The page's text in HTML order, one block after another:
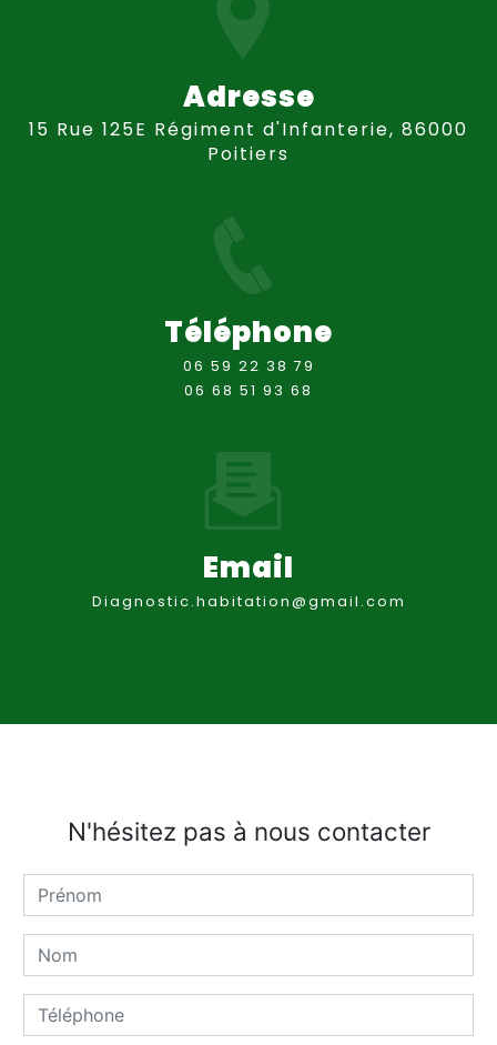
Adresse
15 Rue 125E Régiment d'Infanterie, 86000
Poitiers
Téléphone
06 59 22 38 79
06 68 51 93 68
Email
diagnostic.habitation@gmail.com
N'hésitez pas à nous contacter